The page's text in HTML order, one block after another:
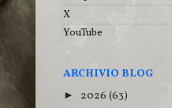
X
YouTube
ARCHIVIO BLOG
► 2026 (63)